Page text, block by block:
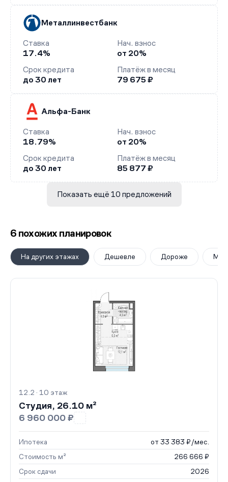
Металлинвестбанк
Ставка
17.4%
Нач. взнос
от 20%
Срок кредита
до 30 лет
Платёж в месяц
79 675 ₽
Альфа-Банк
Ставка
18.79%
Нач. взнос
от 20%
Срок кредита
до 30 лет
Платёж в месяц
85 877 ₽
Показать ещё 10 предложений
6 похожих планировок
На других этажах Дешевле Дороже
12.2 · 10 этаж
Студия, 26.10 м²
6 960 000 ₽
Ипотека
от 33 383 ₽/мес.
Стоимость м²
266 666 ₽
Срок сдачи
2026